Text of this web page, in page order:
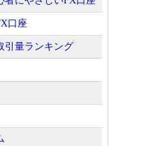
口座
引量ランキング